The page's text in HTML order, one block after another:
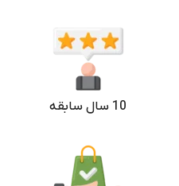
فروشگاه موبایل نیک دیجی با
برندهای جهانی، شامل اپل،
شما امکان می‌دهد تا از بین
گوشی‌ای که به بهترین
مشاوره تخصصی
10 سال سابقه